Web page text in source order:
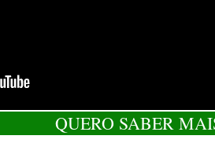
QUERO SABER